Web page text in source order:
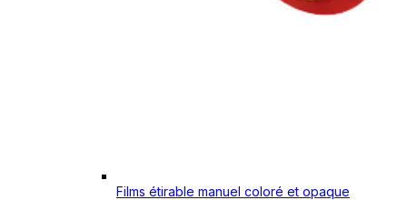
Films étirable manuel coloré et opaque